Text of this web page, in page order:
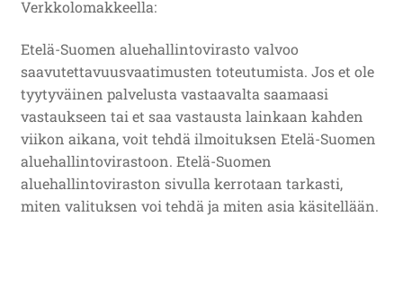
Verkkolomakkeella:
Etelä-Suomen aluehallintovirasto valvoo
saavutettavuusvaatimusten toteutumista. Jos et ole
tyytyväinen palvelusta vastaavalta saamaasi
vastaukseen tai et saa vastausta lainkaan kahden
viikon aikana, voit tehdä ilmoituksen Etelä-Suomen
aluehallintovirastoon. Etelä-Suomen
aluehallintoviraston sivulla kerrotaan tarkasti,
miten valituksen voi tehdä ja miten asia käsitellään.